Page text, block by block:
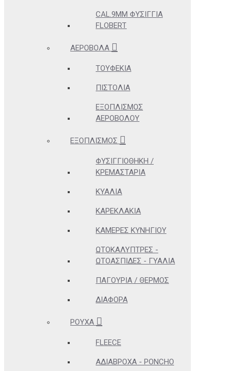
CAL.9MM ΦΥΣΊΓΓΙΑ
FLOBERT
ΑΕΡΟΒΌΛΑ
ΤΟΥΦΈΚΙΑ
ΠΙΣΤΌΛΙΑ
ΕΞΟΠΛΙΣΜΌΣ
ΑΕΡΟΒΌΛΟΥ
ΕΞΟΠΛΙΣΜΌΣ
ΦΥΣΙΓΓΙΟΘΉΚΗ /
ΚΡΕΜΑΣΤΆΡΙΑ
ΚΥΆΛΙΑ
ΚΑΡΕΚΛΆΚΙΑ
ΚΆΜΕΡΕΣ ΚΥΝΗΓΊΟΥ
ΩΤΟΚΑΛΎΠΤΡΕΣ -
ΩΤΟΑΣΠΊΔΕΣ - ΓΥΑΛΙΆ
ΠΑΓΟΎΡΙΑ / ΘΕΡΜΌΣ
ΔΙΆΦΟΡΑ
ΡΟΎΧΑ
FLEECE
ΑΔΊΑΒΡΟΧΑ - PONCHO